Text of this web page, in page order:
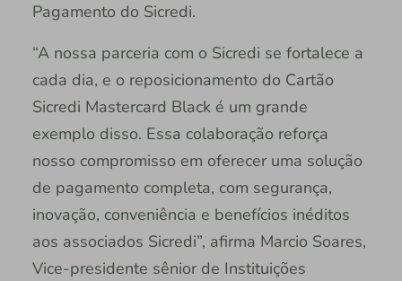
Pagamento do Sicredi.
“A nossa parceria com o Sicredi se fortalece a
cada dia, e o reposicionamento do Cartão
Sicredi Mastercard Black é um grande
exemplo disso. Essa colaboração reforça
nosso compromisso em oferecer uma solução
de pagamento completa, com segurança,
inovação, conveniência e benefícios inéditos
aos associados Sicredi”, afirma Marcio Soares,
Vice-presidente sênior de Instituições